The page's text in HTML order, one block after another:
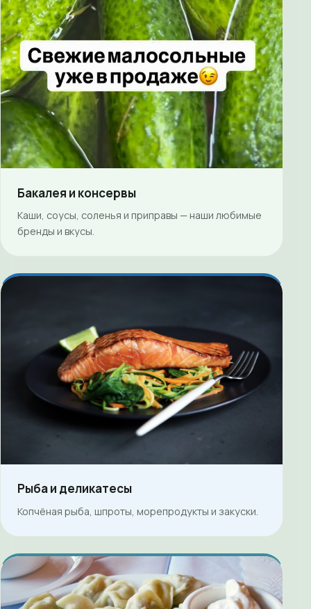
Бакалея и консервы
Каши, соусы, соленья и приправы — наши любимые
бренды и вкусы.
Рыба и деликатесы
Копчёная рыба, шпроты, морепродукты и закуски.